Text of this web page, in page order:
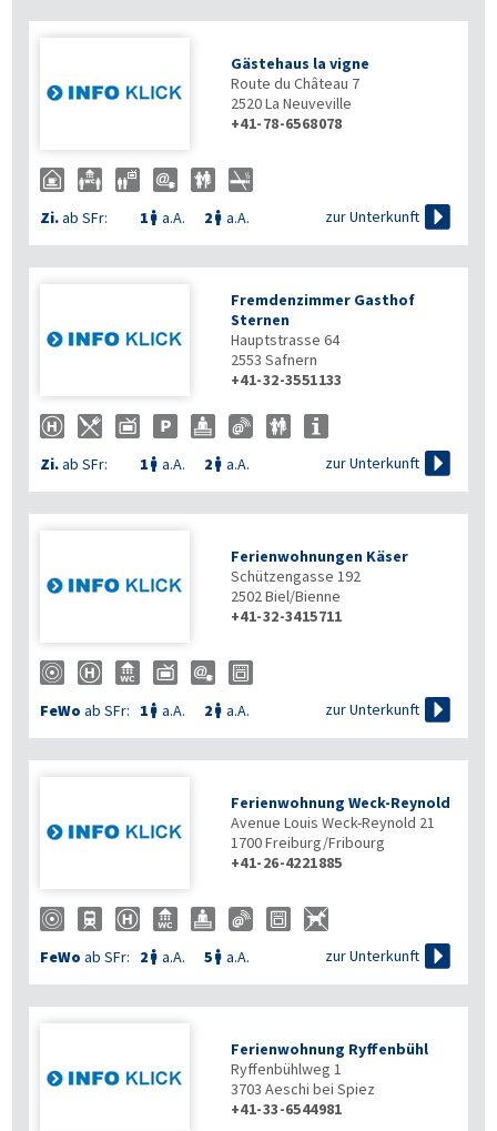
Gästehaus la vigne
Route du Château 7
2520La Neuveville
+41-78-6568078
Zi.ab SFr: 1  a.A. 2  a.A. zur Unterkunft 
Fremdenzimmer Gasthof
Sternen
Hauptstrasse 64
2553 Safnern
+41-32-3551133
Zi.ab SFr: 1  a.A. 2  a.A. zur Unterkunft 
Ferienwohnungen Käser
Schützengasse 192
2502Biel/Bienne
+41-32-3415711
FeWo ab SFr: 1  a.A. 2  a.A. zur Unterkunft 
Ferienwohnung Weck-Reynold
Avenue Louis Weck-Reynold 21
1700Freiburg/Fribourg
+41-26-4221885
FeWo ab SFr: 2  a.A. 5  a.A. zur Unterkunft 
Ferienwohnung Ryffenbühl
Ryffenbühlweg 1
3703 Aeschi bei Spiez
+41-33-6544981